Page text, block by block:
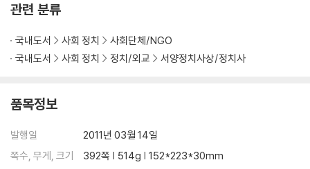
영국 협동조합 운동의 현재와 미래
8장 함께 살아가는 법을 새롭게 고민하다
여성 노인을 위한 공동체 주거
HARCA ㆍ 주택을 관리하는 공익적 사회단체
지역 사회 변화의 중심, DTA
에너지 자립 마을, 트랜지션 타운
9장 결국 지역 공동체가 해답이다 ― 커뮤니티비즈니스와 지역 주민 단체
관련 분류
국내도서 사회 정치
사회단체/NGO
국내도서
사회 정치 정치/외교 서양정치사상/정치사
품목정보
발행일
2011년 03월 14일
쪽수, 무게, 크기
392쪽 | 514g | 152*223*30mm